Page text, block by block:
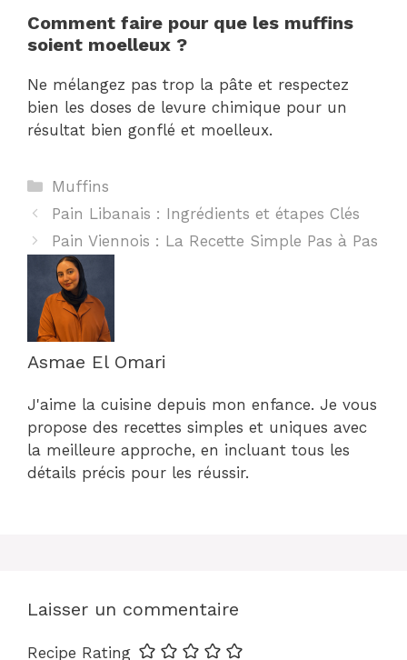
Comment faire pour que les muffins
soient moelleux ?
Ne mélangez pas trop la pâte et respectez
bien les doses de levure chimique pour un
résultat bien gonflé et moelleux.
Catégories
Muffins
Pain Libanais : Ingrédients et étapes Clés
Pain Viennois : La Recette Simple Pas à Pas
Asmae El Omari
J'aime la cuisine depuis mon enfance. Je vous
propose des recettes simples et uniques avec
la meilleure approche, en incluant tous les
détails précis pour les réussir.
Laisser un commentaire
Recipe Rating